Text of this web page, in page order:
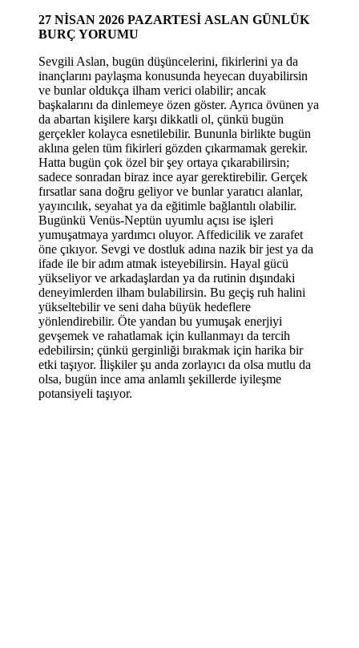
27 NİSAN 2026 PAZARTESİ ASLAN GÜNLÜK
BURÇ YORUMU
Sevgili Aslan, bugün düşüncelerini, fikirlerini ya da
inançlarını paylaşma konusunda heyecan duyabilirsin
ve bunlar oldukça ilham verici olabilir; ancak
başkalarını da dinlemeye özen göster. Ayrıca övünen ya
da abartan kişilere karşı dikkatli ol, çünkü bugün
gerçekler kolayca esnetilebilir. Bununla birlikte bugün
aklına gelen tüm fikirleri gözden çıkarmamak gerekir.
Hatta bugün çok özel bir şey ortaya çıkarabilirsin;
sadece sonradan biraz ince ayar gerektirebilir. Gerçek
fırsatlar sana doğru geliyor ve bunlar yaratıcı alanlar,
yayıncılık, seyahat ya da eğitimle bağlantılı olabilir.
Bugünkü Venüs-Neptün uyumlu açısı ise işleri
yumuşatmaya yardımcı oluyor. Affedicilik ve zarafet
öne çıkıyor. Sevgi ve dostluk adına nazik bir jest ya da
ifade ile bir adım atmak isteyebilirsin. Hayal gücü
yükseliyor ve arkadaşlardan ya da rutinin dışındaki
deneyimlerden ilham bulabilirsin. Bu geçiş ruh halini
yükseltebilir ve seni daha büyük hedeflere
yönlendirebilir. Öte yandan bu yumuşak enerjiyi
gevşemek ve rahatlamak için kullanmayı da tercih
edebilirsin; çünkü gerginliği bırakmak için harika bir
etki taşıyor. İlişkiler şu anda zorlayıcı da olsa mutlu da
olsa, bugün ince ama anlamlı şekillerde iyileşme
potansiyeli taşıyor.